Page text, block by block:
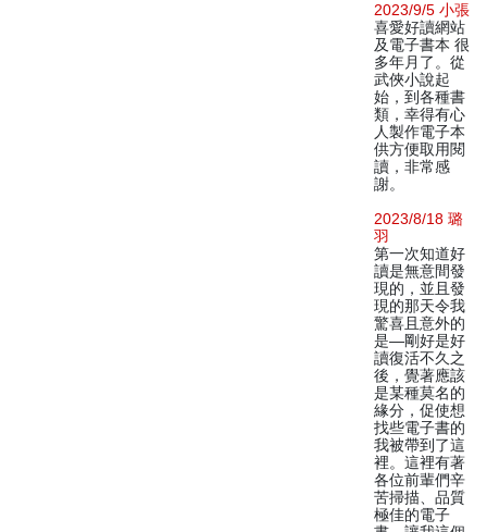
2023/9/5 小張
喜愛好讀網站
及電子書本 很
多年月了。從
武俠小說起
始，到各種書
類，幸得有心
人製作電子本
供方便取用閱
讀，非常感
謝。
2023/8/18 璐
羽
第一次知道好
讀是無意間發
現的，並且發
現的那天令我
驚喜且意外的
是—剛好是好
讀復活不久之
後，覺著應該
是某種莫名的
緣分，促使想
找些電子書的
我被帶到了這
裡。這裡有著
各位前輩們辛
苦掃描、品質
極佳的電子